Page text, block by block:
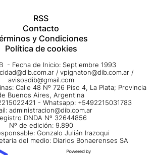
RSS
Contacto
y Condiciones
Política de cookies
- Fecha de Inicio: Septiembre 1993
/ vpignaton@dib.com.ar /
avisosdib@gmail.com
Calle 48 Nº 726 Piso 4, La Plata; Provincia
Buenos Aires, Argentina
- Whatsapp: +5492215031783
administracion@dib.com.ar
DNDA Nº 32644856
Nº de edición: 9.890
Gonzalo Julián Irazoqui
del medio: Diarios Bonaerenses SA